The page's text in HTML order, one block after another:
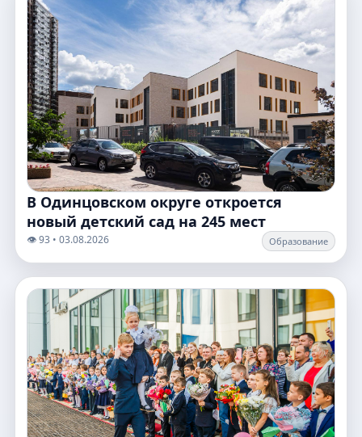
В Одинцовском округе откроется
новый детский сад на 245 мест
👁️ 93 • 03.08.2026 Образование